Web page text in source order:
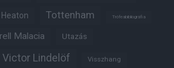
Tottenham Trófeabibliográfia
Malacia Utazás
Victor Lindelöf Visszhang